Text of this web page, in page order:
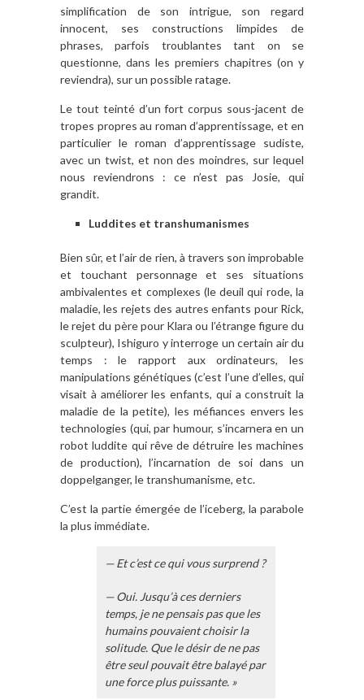
simplification de son intrigue, son regard
innocent, ses constructions limpides de
phrases, parfois troublantes tant on se
questionne, dans les premiers chapitres (on y
reviendra), sur un possible ratage.
Le tout teinté d’un fort corpus sous-jacent de
tropes propres au roman d’apprentissage, et en
particulier le roman d’apprentissage sudiste,
avec un twist, et non des moindres, sur lequel
nous reviendrons : ce n’est pas Josie, qui
grandit.
Luddites et transhumanismes
Bien sûr, et l’air de rien, à travers son improbable
et touchant personnage et ses situations
ambivalentes et complexes (le deuil qui rode, la
maladie, les rejets des autres enfants pour Rick,
le rejet du père pour Klara ou l’étrange figure du
sculpteur), Ishiguro y interroge un certain air du
temps : le rapport aux ordinateurs, les
manipulations génétiques (c’est l’une d’elles, qui
visait à améliorer les enfants, qui a construit la
maladie de la petite), les méfiances envers les
technologies (qui, par humour, s’incarnera en un
robot luddite qui rêve de détruire les machines
de production), l’incarnation de soi dans un
doppelganger, le transhumanisme, etc.
C’est la partie émergée de l’iceberg, la parabole
la plus immédiate.
— Et c’est ce qui vous surprend ?
— Oui. Jusqu’à ces derniers
temps, je ne pensais pas que les
humains pouvaient choisir la
solitude. Que le désir de ne pas
être seul pouvait être balayé par
une force plus puissante. »